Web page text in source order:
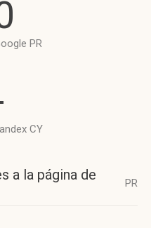
PR
CY
a la página de
PR